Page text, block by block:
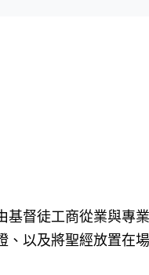
基督徒工商從業與專
、以及將聖經放置在